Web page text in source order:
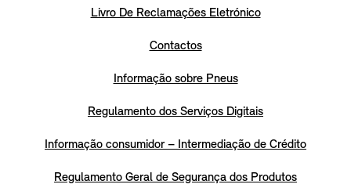
Livro De Reclamações Eletrónico
Contactos
Informação sobre Pneus
Regulamento dos Serviços Digitais
Informação consumidor – Intermediação de Crédito
Regulamento Geral de Segurança dos Produtos